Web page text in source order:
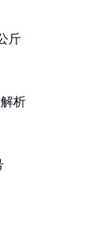
斤
析